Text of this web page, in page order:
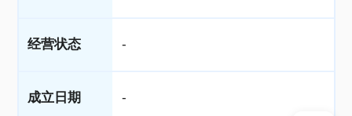
经营状态 -
成立日期 -